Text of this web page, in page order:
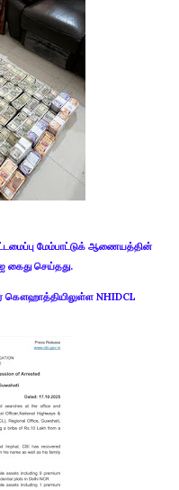
மேம்பாட்டுக் ஆணையத்தின்
கைது செய்தது.
கௌஹாத்தியிலுள்ள NHIDCL